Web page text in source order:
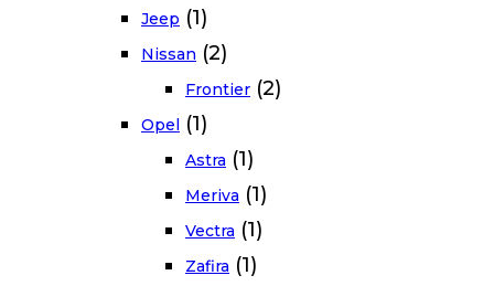
Jeep (1)
Nissan (2)
Frontier (2)
Opel (1)
Astra (1)
Meriva (1)
Vectra (1)
Zafira (1)